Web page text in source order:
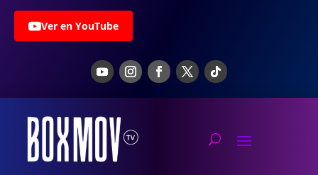
Ver en YouTube